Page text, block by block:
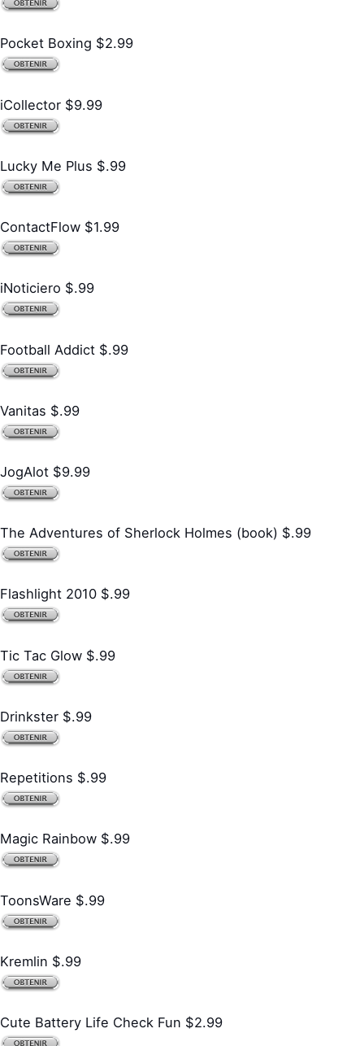
Pocket Boxing $2.99
iCollector $9.99
Lucky Me Plus $.99
ContactFlow $1.99
iNoticiero $.99
Football Addict $.99
Vanitas $.99
JogAlot $9.99
The Adventures of Sherlock Holmes (book) $.99
Flashlight 2010 $.99
Tic Tac Glow $.99
Drinkster $.99
Repetitions $.99
Magic Rainbow $.99
ToonsWare $.99
Kremlin $.99
Cute Battery Life Check Fun $2.99